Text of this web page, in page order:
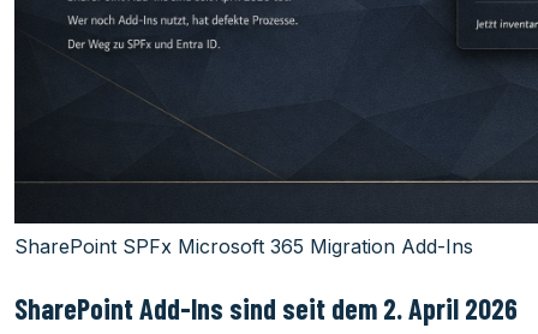
SharePoint SPFx Microsoft 365 Migration Add-Ins
SharePoint Add-Ins sind seit dem 2. April 2026